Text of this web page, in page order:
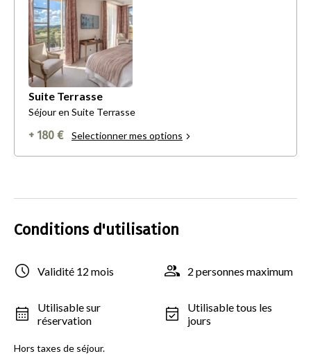
Suite Terrasse
Séjour en Suite Terrasse
+ 180 € Selectionner mes options
Conditions d'utilisation
Validité 12 mois 2 personnes maximum
Utilisable sur
réservation
Utilisable tous les
jours
Hors taxes de séjour.